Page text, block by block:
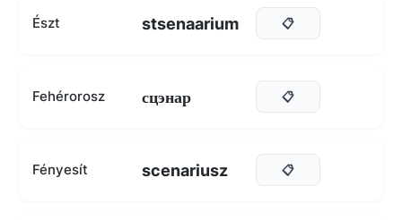
Észt stsenaarium 📋
Fehérorosz сцэнар 📋
Fényesít scenariusz 📋